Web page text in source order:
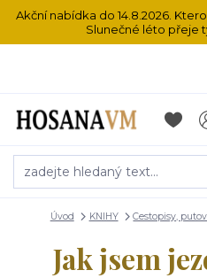
Akční nabídka do 14.8.2026.
Slunečné léto přeje
Úvod KNIHY Cestopisy,
Jak jsem